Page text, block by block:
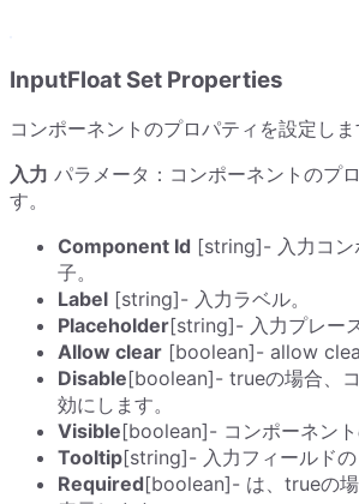
InputFloat Set Properties
コンポーネントのプロパティを設定しま
入力 パラメータ：コンポーネントのプ
す。
Component Id [string]- 入力コン
子。
Label [string]- 入力ラベル。
Placeholder[string]- 入力プレー
Allow clear [boolean]- allow
Disable[boolean]- trueの場合、
効にします。
Visible[boolean]- コンポーネント
Tooltip[string]- 入力フィールドの
Required[boolean]- は、trueの